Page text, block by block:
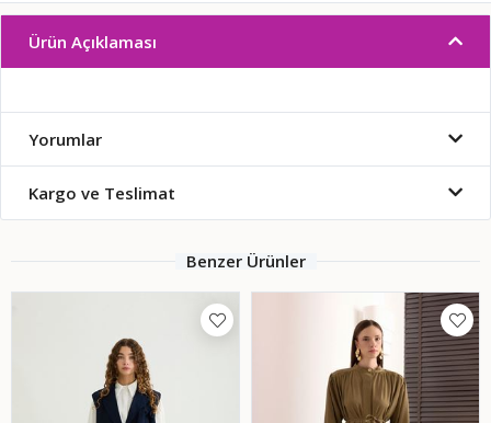
Ürün Açıklaması
Yorumlar
Kargo ve Teslimat
Benzer Ürünler